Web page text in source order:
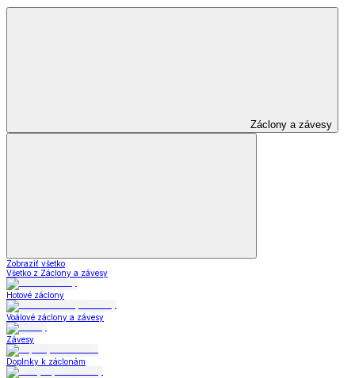
Záclony a závesy
Zobraziť všetko
Všetko z Záclony a závesy
Hotové záclony
Voálové záclony a závesy
Závesy
Doplnky k záclonám